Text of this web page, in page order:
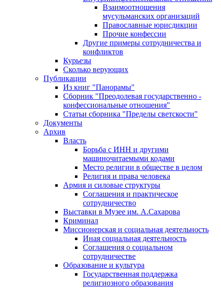
Взаимоотношения
мусульманских организаций
Православные юрисдикции
Прочие конфессии
Другие примеры сотрудничества и
конфликтов
Курьезы
Сколько верующих
Публикации
Из книг "Панорамы"
Сборник "Преодолевая государственно -
конфессиональные отношения"
Статьи сборника "Пределы светскости"
Документы
Архив
Власть
Борьба с ИНН и другими
машиночитаемыми кодами
Место религии в обществе в целом
Религия и права человека
Армия и силовые структуры
Соглашения и практическое
сотрудничество
Выставки в Музее им. А.Сахарова
Криминал
Миссионерская и социальная деятельность
Иная социальная деятельность
Соглашения о социальном
сотрудничестве
Образование и культура
Государственная поддержка
религиозного образования